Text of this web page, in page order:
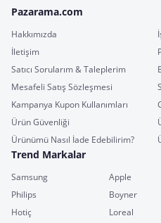
Pazarama.com
Hakkımızda
İletişim
Satıcı Sorularım & Taleplerim
Mesafeli Satış Sözleşmesi
Kampanya Kupon Kullanımları
Ürün Güvenliği
Ürünümü Nasıl İade Edebilirim?
Trend Markalar
Samsung Apple
Philips
Boyner
Hotiç
Loreal